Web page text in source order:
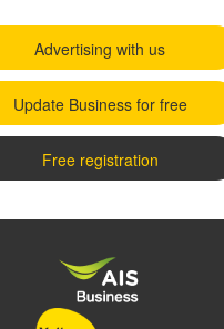
Advertising with us
Update Business for free
Free registration